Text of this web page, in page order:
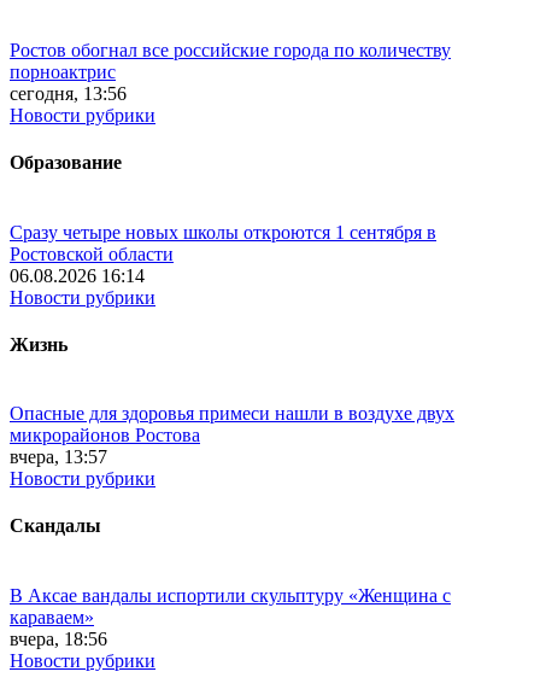
Ростов обогнал все российские города по количеству
порноактрис
сегодня, 13:56
Новости рубрики
Образование
Сразу четыре новых школы откроются 1 сентября в
Ростовской области
06.08.2026 16:14
Новости рубрики
Жизнь
Опасные для здоровья примеси нашли в воздухе двух
микрорайонов Ростова
вчера, 13:57
Новости рубрики
Скандалы
В Аксае вандалы испортили скульптуру «Женщина с
караваем»
вчера, 18:56
Новости рубрики